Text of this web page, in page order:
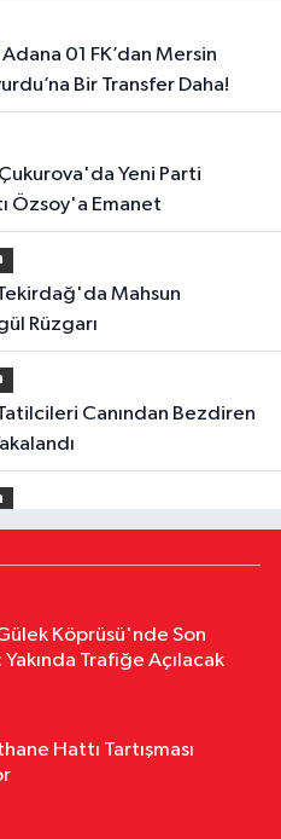
Bir Transfer Daha!
Özsoy'a Emanet
Rüzgarı
Törenine Katıldı
Gülek Köprüsü'nde Son
Yakında Trafiğe Açılacak
Hattı Tartışması